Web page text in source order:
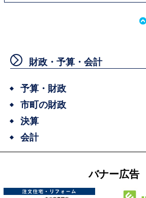
財政・予算・会計
予算・財政
市町の財政
決算
会計
バナー広告